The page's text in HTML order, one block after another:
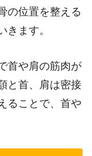
の位置を整える
きます。
首や肩の筋肉が
と首、肩は密接
ることで、首や